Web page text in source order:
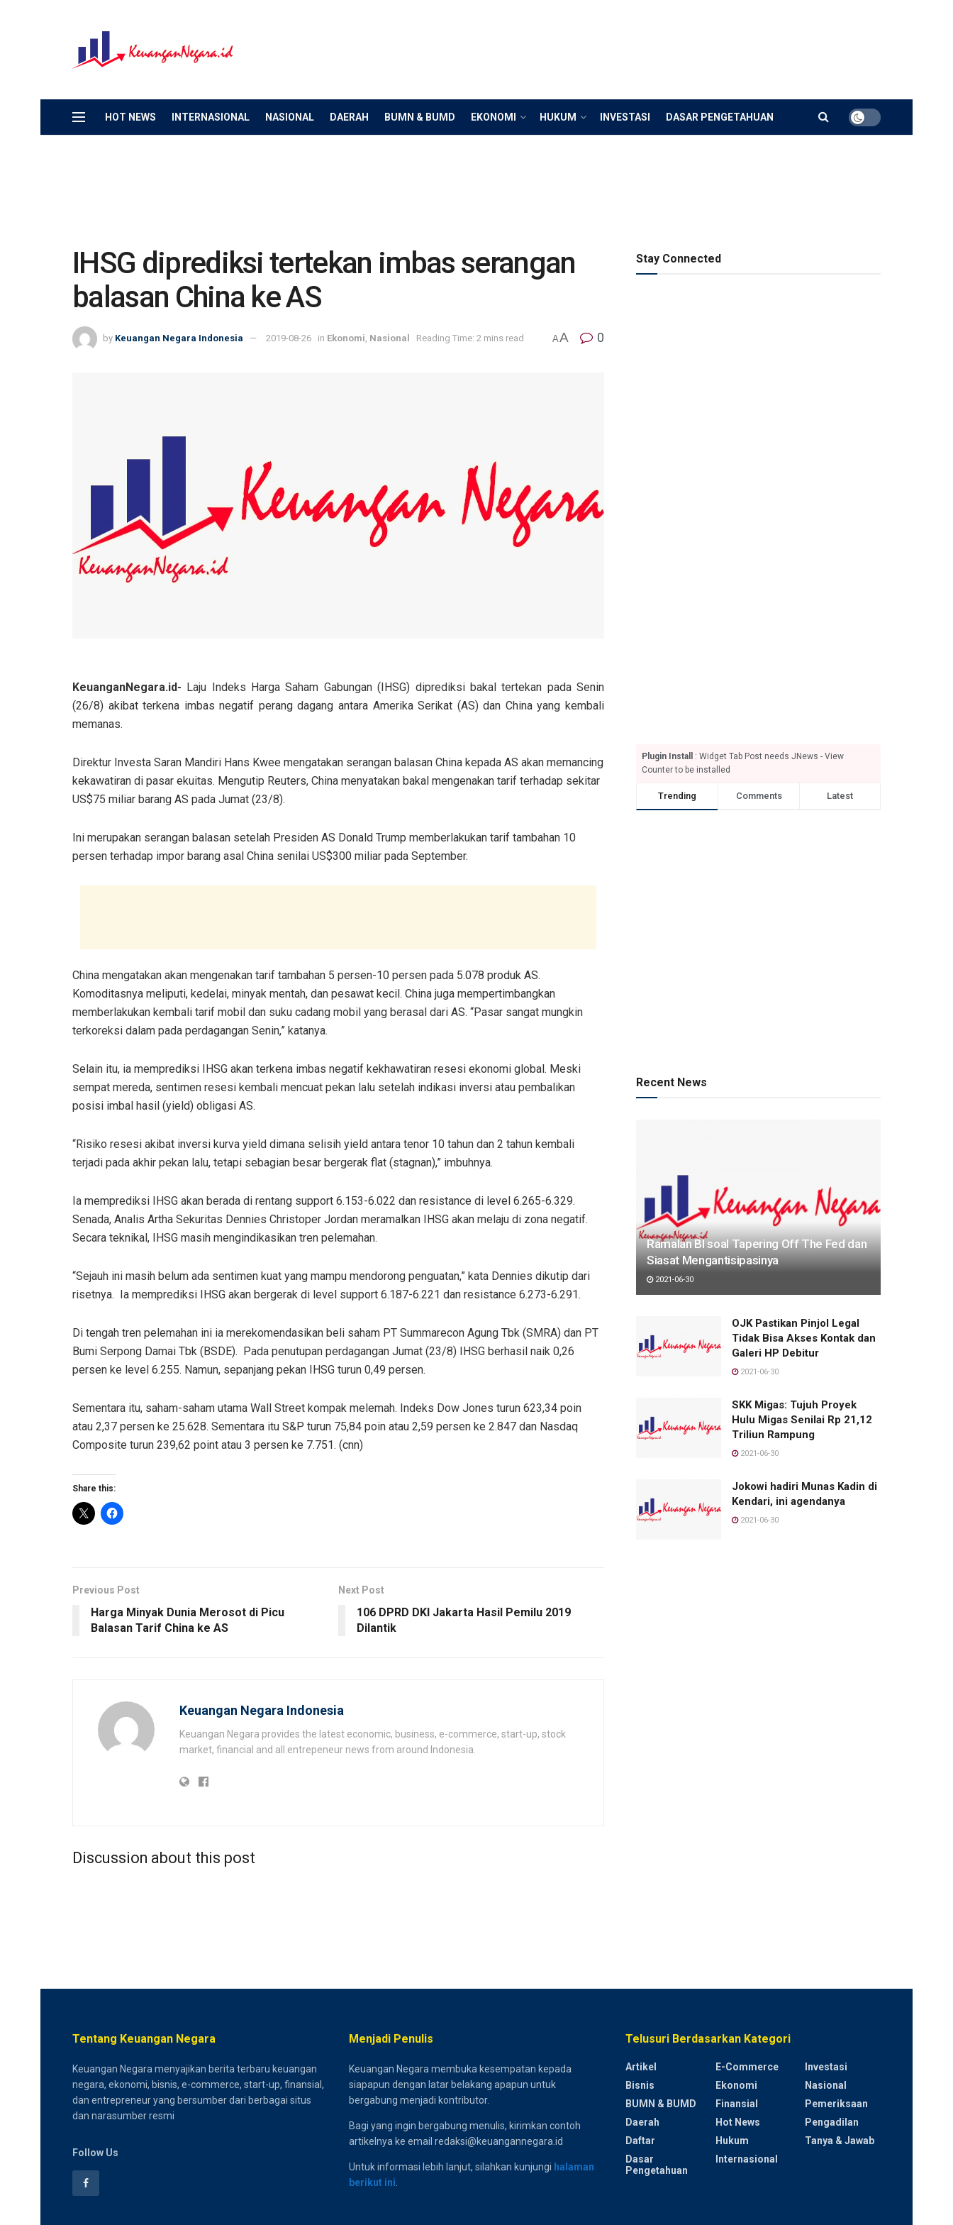
HOT NEWS INTERNASIONAL NASIONAL DAERAH BUMN & BUMD EKONOMI HUKUM INVESTASI DASAR PENGETAHUAN
IHSG diprediksi tertekan imbas serangan
balasan China ke AS
by Keuangan Negara Indonesia 2019-08-26 in Ekonomi Nasional Reading Time: 2 mins read AA 0
KeuanganNegara.id- Laju Indeks Harga Saham Gabungan (IHSG) diprediksi bakal tertekan pada Senin
(26/8) akibat terkena imbas negatif perang dagang antara Amerika Serikat (AS) dan China yang kembali
memanas.
Direktur Investa Saran Mandiri Hans Kwee mengatakan serangan balasan China kepada AS akan memancing
kekawatiran di pasar ekuitas. Mengutip Reuters, China menyatakan bakal mengenakan tarif terhadap sekitar
US$75 miliar barang AS pada Jumat (23/8).
Ini merupakan serangan balasan setelah Presiden AS Donald Trump memberlakukan tarif tambahan 10
persen terhadap impor barang asal China senilai US$300 miliar pada September.
China mengatakan akan mengenakan tarif tambahan 5 persen-10 persen pada 5.078 produk AS.
Komoditasnya meliputi, kedelai, minyak mentah, dan pesawat kecil. China juga mempertimbangkan
memberlakukan kembali tarif mobil dan suku cadang mobil yang berasal dari AS. “Pasar sangat mungkin
terkoreksi dalam pada perdagangan Senin,” katanya.
Selain itu, ia memprediksi IHSG akan terkena imbas negatif kekhawatiran resesi ekonomi global. Meski
sempat mereda, sentimen resesi kembali mencuat pekan lalu setelah indikasi inversi atau pembalikan
posisi imbal hasil (yield) obligasi AS.
“Risiko resesi akibat inversi kurva yield dimana selisih yield antara tenor 10 tahun dan 2 tahun kembali
terjadi pada akhir pekan lalu, tetapi sebagian besar bergerak flat (stagnan),” imbuhnya.
Ia memprediksi IHSG akan berada di rentang support 6.153-6.022 dan resistance di level 6.265-6.329.
Senada, Analis Artha Sekuritas Dennies Christoper Jordan meramalkan IHSG akan melaju di zona negatif.
Secara teknikal, IHSG masih mengindikasikan tren pelemahan.
“Sejauh ini masih belum ada sentimen kuat yang mampu mendorong penguatan,” kata Dennies dikutip dari
risetnya. Ia memprediksi IHSG akan bergerak di level support 6.187-6.221 dan resistance 6.273-6.291.
Di tengah tren pelemahan ini ia merekomendasikan beli saham PT Summarecon Agung Tbk (SMRA) dan PT
Bumi Serpong Damai Tbk (BSDE). Pada penutupan perdagangan Jumat (23/8) IHSG berhasil naik 0,26
persen ke level 6.255. Namun, sepanjang pekan IHSG turun 0,49 persen.
Sementara itu, saham-saham utama Wall Street kompak melemah. Indeks Dow Jones turun 623,34 poin
atau 2,37 persen ke 25.628. Sementara itu S&P turun 75,84 poin atau 2,59 persen ke 2.847 dan Nasdaq
Composite turun 239,62 point atau 3 persen ke 7.751. (cnn)
Share this:
Previous Post
Harga Minyak Dunia Merosot di Picu
Balasan Tarif China ke AS
Next Post
106 DPRD DKI Jakarta Hasil Pemilu 2019
Dilantik
Keuangan Negara Indonesia
Keuangan Negara provides the latest economic, business, e-commerce, start-up, stock
market, financial and all entrepeneur news from around Indonesia.
Discussion about this post
Stay Connected
Plugin Install
: Widget Tab Post needs JNews - View
Counter to be installed
Trending Comments Latest
Recent News
Ramalan BI soal Tapering Off The Fed dan
Siasat Mengantisipasinya
2021-06-30
OJK Pastikan Pinjol Legal
Tidak Bisa Akses Kontak dan
Galeri HP Debitur
2021-06-30
SKK Migas: Tujuh Proyek
Hulu Migas Senilai Rp 21,12
Triliun Rampung
2021-06-30
Jokowi hadiri Munas Kadin di
Kendari, ini agendanya
2021-06-30
Tentang Keuangan Negara
Keuangan Negara menyajikan berita terbaru keuangan
negara, ekonomi, bisnis, e-commerce, start-up, finansial,
dan entrepreneur yang bersumber dari berbagai situs
dan narasumber resmi
Follow Us
Menjadi Penulis
Keuangan Negara membuka kesempatan kepada
siapapun dengan latar belakang apapun untuk
bergabung menjadi kontributor.
Bagi yang ingin bergabung menulis, kirimkan contoh
artikelnya ke email redaksi@keuangannegara.id
Untuk informasi lebih lanjut, silahkan kunjungi halaman
berikut ini
Telusuri Berdasarkan Kategori
Artikel
Bisnis
BUMN & BUMD
Daerah
Daftar
Dasar
Pengetahuan
E-Commerce
Ekonomi
Finansial
Hot News
Hukum
Internasional
Investasi
Nasional
Pemeriksaan
Pengadilan
Tanya & Jawab